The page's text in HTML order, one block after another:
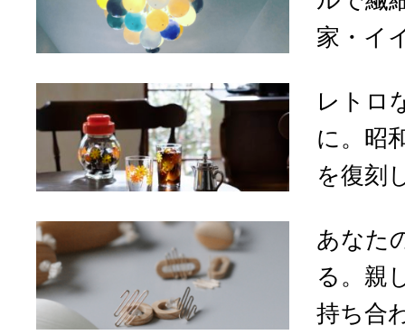
家・イ
レトロ
に。昭
を復刻
あなた
る。親
持ち合